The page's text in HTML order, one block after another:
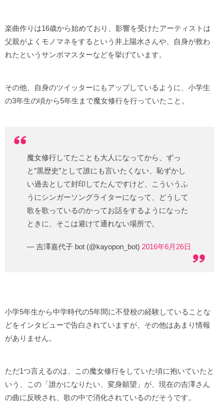
楽曲作りは16歳から始めており、影響を受けたアーティストは
父親がよくモノマネをするという井上陽水さんや、
自身が救わ
れたというサンボマスターなどを挙げています。
その他、自身のツイッターにもアップしているように、小学生
の3年生の頃から5年生まで魔女修行を行っていたこと。
魔女修行してたことも大人になってから、ずっ
と”黒歴史”として誰にも言いたくない、恥ずかし
い過去として封印してたんですけど、こういうふ
うにシンガーソングライターになって、どうして
歌を歌っているのかってお話をするようになった
ときに、そこは避けて通れない場所で。
— 吉澤嘉代子 bot (@kayopon_bot) 2016年6月26日
小学5年生から中学時代の5年間に不登校の経験していることな
どをインタビューで告白されていますが、その他はあまり情報
がありません。
ただ1つ言えるのは、この魔女修行をしていた頃に抱いていたと
いう、この「誰かになりたい、変身願望」が、現在の吉澤さん
の曲に反映され、歌の中で消化されているのだそうです。